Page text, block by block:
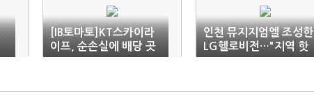
[IB토마토]KT스카이라
이프, 순손실에 배당 곳
간 '축소'…또 짠 배당 예
인천 뮤지지엄엘 조성한
LG헬로비전…"지역 핫
플레이스 만든다"